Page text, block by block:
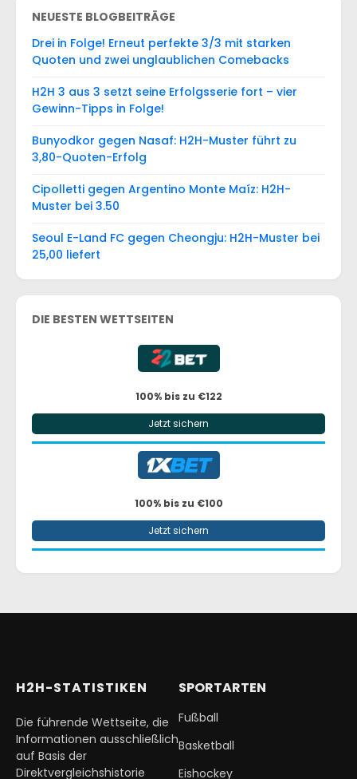
NEUESTE BLOGBEITRÄGE
Drei in Folge! Erneut perfekte 3/3 mit starken
Quoten und zwei unglaublichen Comebacks
H2H 3 aus 3 setzt seine Erfolgsserie fort – vier
Gewinn-Tipps in Folge!
Bunyodkor gegen Nasaf: H2H-Muster führt zu
3,80-Quoten-Erfolg
Cipolletti gegen Argentino Monte Maíz: H2H-
Muster bei 3.50
Seoul E-Land FC gegen Cheongju: H2H-Muster bei
25,00 liefert
DIE BESTEN WETTSEITEN
100% bis zu €122
Jetzt sichern
100% bis zu €100
Jetzt sichern
H2H-STATISTIKEN
Die führende Wettseite, die
Informationen ausschließlich
auf Basis der
Direktvergleichshistorie
SPORTARTEN
Fußball
Basketball
Eishockey